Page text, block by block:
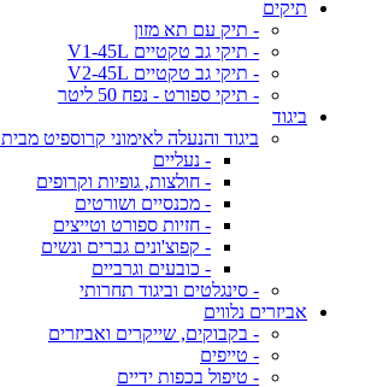
תיקים
- תיק עם תא מזון
- תיקי גב טקטיים V1-45L
- תיקי גב טקטיים V2-45L
- תיקי ספורט - נפח 50 ליטר
ביגוד
ביגוד והנעלה לאימוני קרוספיט מבית Velites
- נעליים
- חולצות, גופיות וקרופים
- מכנסיים ושורטים
- חזיות ספורט וטייצים
- קפוצ'ונים גברים ונשים
- כובעים וגרביים
- סינגלטים וביגוד תחרותי
אביזרים נלווים
- בקבוקים, שייקרים ואביזרים
- טייפים
- טיפול בכפות ידיים